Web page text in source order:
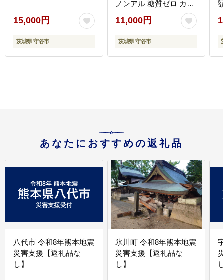
15,000円
茨城県 守谷市
ノンアル 糖質ゼロ カロ
リーゼロ アサヒビール
缶ビール 茨城県守谷市
酒のみらい mirai
11,000円
茨城県 守谷市
あなたにおすすめの返礼品
八代市 令和8年熊本地震
災害支援【返礼品な
し】
氷川町 令和8年熊本地震
災害支援【返礼品な
し】